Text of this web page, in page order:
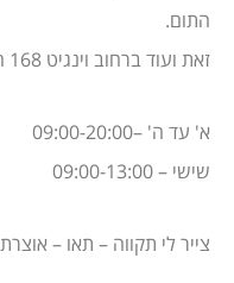
התום.
זאת ועוד ברחוב וינגיט 168 הרצליה.
א' עד ה' –09:00-20:00
שישי – 09:00-13:00
צייר לי תקווה – תאו –